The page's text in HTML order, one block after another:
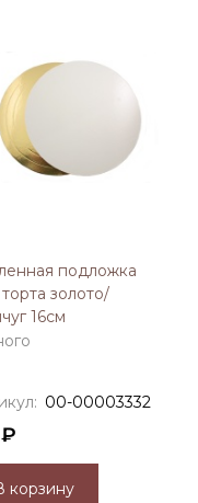
подложка
золото/
16см
00-00003332
корзину